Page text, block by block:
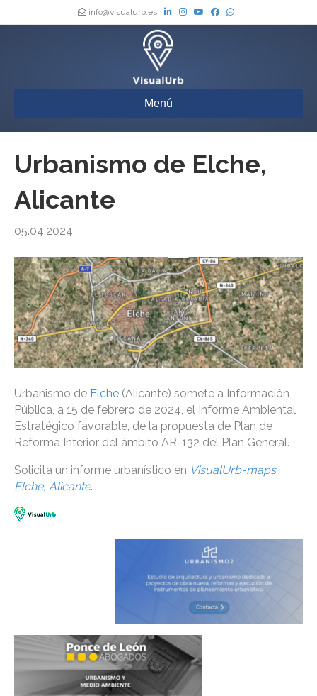
info@visualurb.es
Menú
Urbanismo de Elche,
Alicante
05.04.2024
Urbanismo de Elche (Alicante) somete a Información
Pública, a 15 de febrero de 2024, el Informe Ambiental
Estratégico favorable, de la propuesta de Plan de
Reforma Interior del ámbito AR-132 del Plan General.
Solicita un informe urbanístico en VisualUrb-maps
Elche, Alicante.